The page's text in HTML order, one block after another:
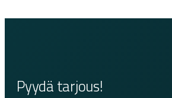
Pyydä tarjous!